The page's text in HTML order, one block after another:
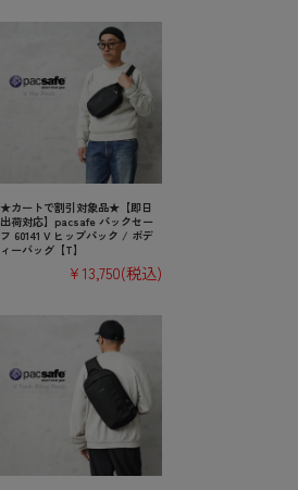
★カートで割引対象品★【即日
出荷対応】pacsafe パックセー
フ 60141 V ヒップパック / ボデ
ィーバッグ【T】
¥13,750(税込)